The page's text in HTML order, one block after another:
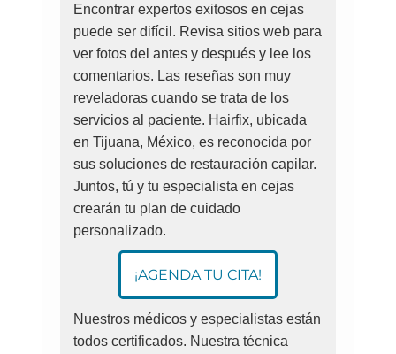
Encontrar expertos exitosos en cejas
puede ser difícil. Revisa sitios web para
ver fotos del antes y después y lee los
comentarios. Las reseñas son muy
reveladoras cuando se trata de los
servicios al paciente. Hairfix, ubicada
en Tijuana, México, es reconocida por
sus soluciones de restauración capilar.
Juntos, tú y tu especialista en cejas
crearán tu plan de cuidado
personalizado.
¡AGENDA TU CITA!
Nuestros médicos y especialistas están
todos certificados. Nuestra técnica